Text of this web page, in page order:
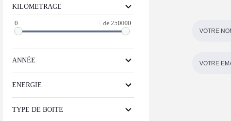
KILOMETRAGE
0 + de 250000
ANNÉE
ENERGIE
TYPE DE BOITE